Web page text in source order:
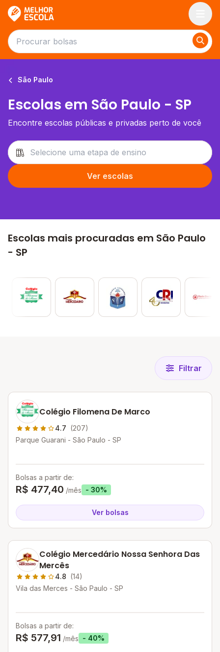
São Paulo
Escolas em São Paulo - SP
Encontre escolas públicas e privadas perto de você
Ver escolas
Escolas mais procuradas em São Paulo
- SP
Filtrar
Colégio Filomena De Marco
4.7 (207)
Parque Guarani - São Paulo - SP
Bolsas a partir de:
R$ 477,40 /mês - 30%
Ver bolsas
Colégio Mercedário Nossa Senhora Das
Mercês
4.8 (14)
Vila das Merces - São Paulo - SP
Bolsas a partir de:
R$ 577,91 /mês - 40%